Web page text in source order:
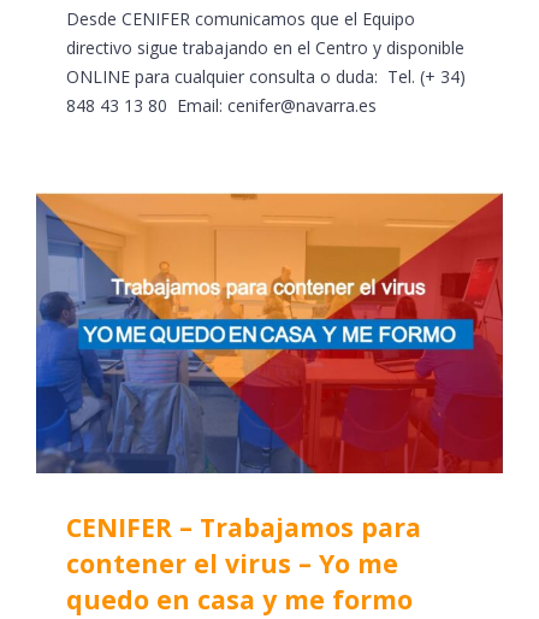
Desde CENIFER comunicamos que el Equipo
directivo sigue trabajando en el Centro y disponible
ONLINE para cualquier consulta o duda: Tel. (+ 34)
848 43 13 80 Email: cenifer@navarra.es
CENIFER – Trabajamos para
contener el virus – Yo me
quedo en casa y me formo